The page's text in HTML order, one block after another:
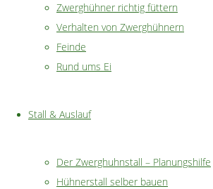
Zwerghühner richtig füttern
Verhalten von Zwerghühnern
Feinde
Rund ums Ei
Stall & Auslauf
Der Zwerghuhnstall – Planungshilfe
Hühnerstall selber bauen
den